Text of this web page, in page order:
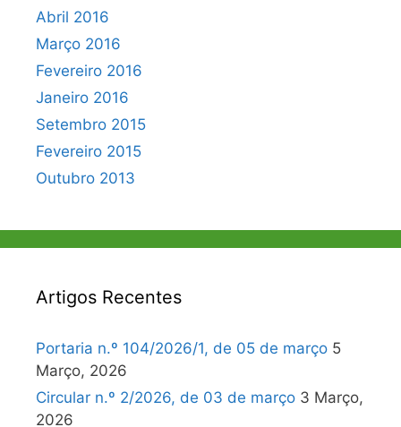
Abril 2016
Março 2016
Fevereiro 2016
Janeiro 2016
Setembro 2015
Fevereiro 2015
Outubro 2013
Artigos Recentes
Portaria n.º 104/2026/1, de 05 de março 5
Março, 2026
Circular n.º 2/2026, de 03 de março 3 Março,
2026